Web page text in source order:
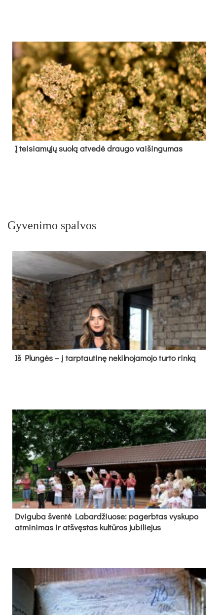
Į tei­sia­mų­jų suo­lą at­ve­dė drau­go vai­šin­gu­mas
Gyvenimo spalvos
Iš Plungės – į tarptautinę nekilnojamojo turto rinką
Dvi­gu­ba šven­tė La­bar­džiuo­se: pa­gerb­tas vys­ku­po
at­mi­ni­mas ir at­švęs­tas kul­tū­ros ju­bi­lie­jus